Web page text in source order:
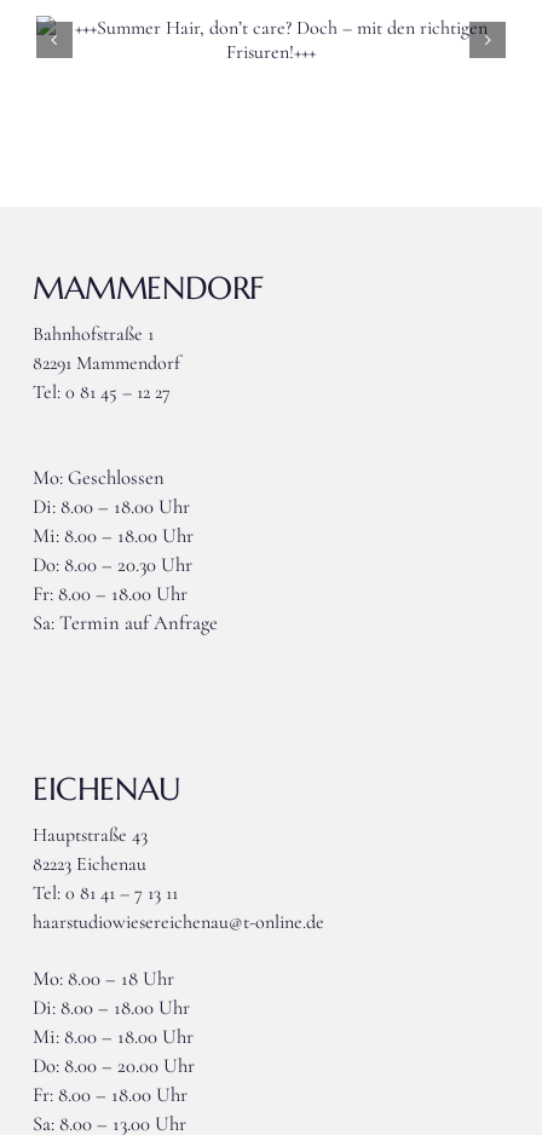
in
MAMMENDORF
Bahnhofstraße 1
82291 Mammendorf
Tel: 0 81 45 – 12 27
Mo: Geschlossen
Di: 8.00 – 18.00 Uhr
Mi: 8.00 – 18.00 Uhr
Do: 8.00 – 20.30 Uhr
Fr: 8.00 – 18.00 Uhr
Sa: Termin auf Anfrage
EICHENAU
Hauptstraße 43
82223 Eichenau
Tel: 0 81 41 – 7 13 11
haarstudiowiesereichenau@t-online.de
Mo: 8.00 – 18 Uhr
Di: 8.00 – 18.00 Uhr
Mi: 8.00 – 18.00 Uhr
Do: 8.00 – 20.00 Uhr
Fr: 8.00 – 18.00 Uhr
Sa: 8.00 – 13.00 Uhr